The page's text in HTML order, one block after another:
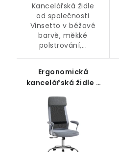
Kancelářská židle
od společnosti
Vinsetto v béžové
barvě, měkké
polstrování,...
Ergonomická
kancelářská židle s
šedá, černá 65 x 67 x
119-129 cm